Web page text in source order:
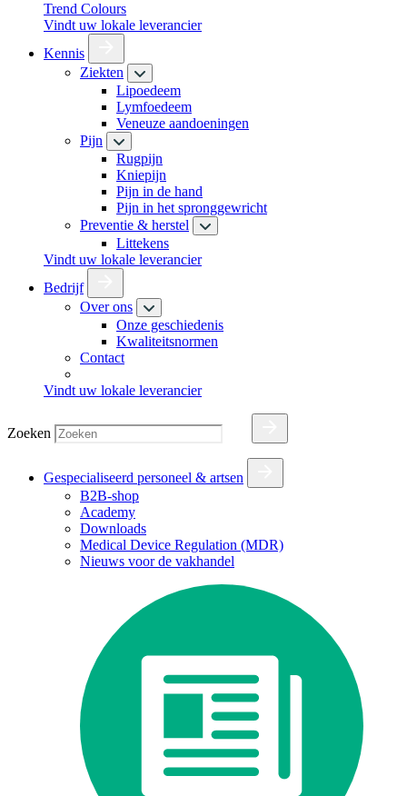
Trend Colours
Vindt uw lokale leverancier
Kennis
Ziekten
Lipoedeem
Lymfoedeem
Veneuze aandoeningen
Pijn
Rugpijn
Kniepijn
Pijn in de hand
Pijn in het spronggewricht
Preventie & herstel
Littekens
Vindt uw lokale leverancier
Bedrijf
Over ons
Onze geschiedenis
Kwaliteitsnormen
Contact
Vindt uw lokale leverancier
Zoeken
Gespecialiseerd personeel & artsen
B2B-shop
Academy
Downloads
Medical Device Regulation (MDR)
Nieuws voor de vakhandel